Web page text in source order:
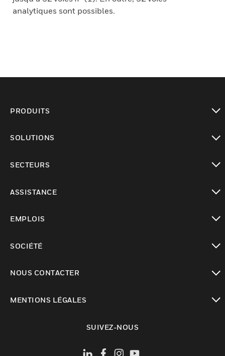
analytiques sont possibles.
PRODUITS
SOLUTIONS
SECTEURS
ASSISTANCE
EMPLOIS
SOCIÉTÉ
NOUS CONTACTER
MENTIONS LÉGALES
SUIVEZ-NOUS